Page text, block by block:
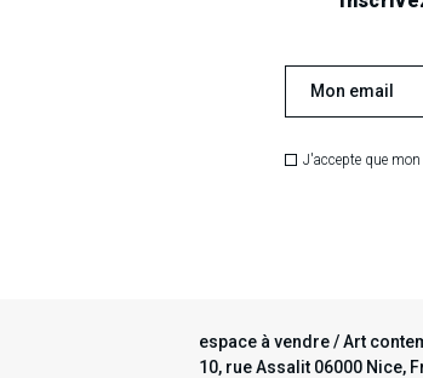
J'accepte que
espace à vendre / Art
10, rue Assalit 06000 Nice,